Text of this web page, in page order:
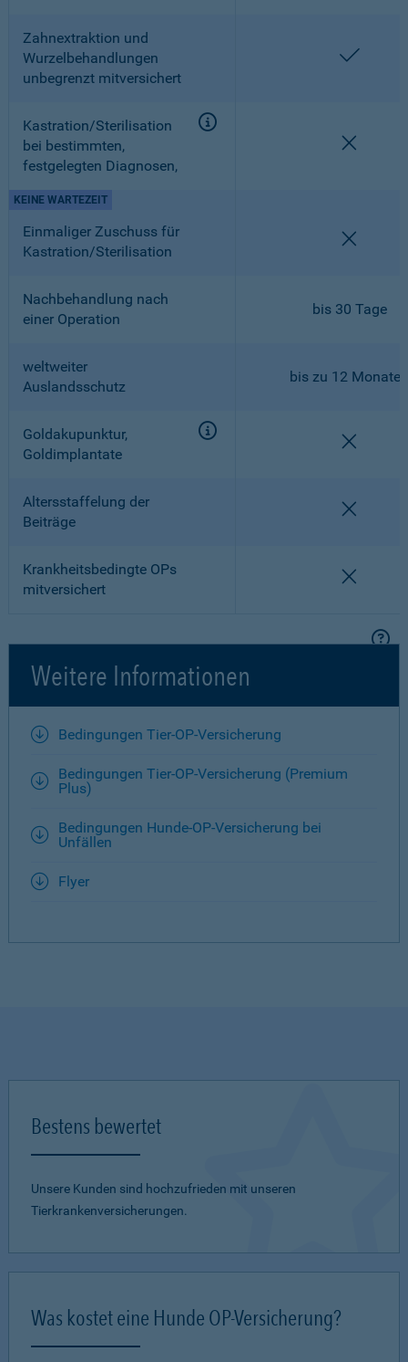
Zahnextraktion und
Wurzelbehandlungen
unbegrenzt mitversichert
Kastration/Sterilisation
bei bestimmten,
festgelegten Diagnosen,
Einmaliger Zuschuss für
Kastration/Sterilisation
KEINE WARTEZEIT
Nachbehandlung nach
einer Operation
bis 30 Tage
weltweiter
Auslandsschutz
bis zu 12 Monaten
Goldakupunktur,
Goldimplantate
Altersstaffelung der
Beiträge
Krankheitsbedingte OPs
mitversichert
Weitere Informationen
Bedingungen Tier-OP-Versicherung
Bedingungen Tier-OP-Versicherung (Premium
Plus)
Bedingungen Hunde-OP-Versicherung bei
Unfällen
Flyer
Bestens bewertet
Unsere Kunden sind hochzufrieden mit unseren
Tierkrankenversicherungen.
Was kostet eine Hunde OP-Versicherung?